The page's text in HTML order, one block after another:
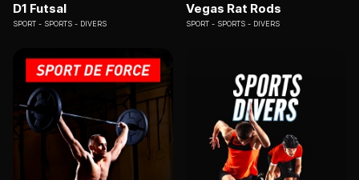
D1 Futsal
SPORT SPORTS - DIVERS
Vegas Rat Rods
SPORT SPORTS - DIVERS